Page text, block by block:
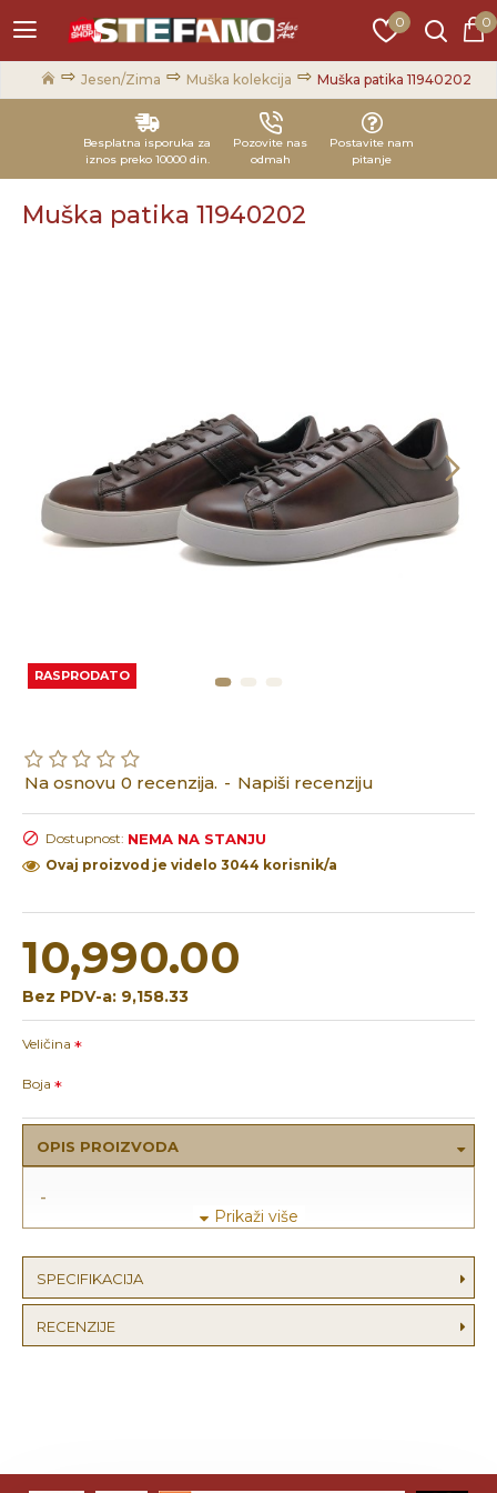
0 0
Jesen/Zima Muška kolekcija Muška patika 11940202
Besplatna isporuka za
iznos preko 10000 din.
Pozovite nas
odmah
Postavite nam
pitanje
Muška patika 11940202
RASPRODATO
Na osnovu 0 recenzija. - Napiši recenziju
10,990.00
Bez PDV-a: 9,158.33
Dostupnost: NEMA NA STANJU
Ovaj proizvod je videlo 3044 korisnik/a
Veličina
Boja
OPIS PROIZVODA
-
SPECIFIKACIJA
RECENZIJE